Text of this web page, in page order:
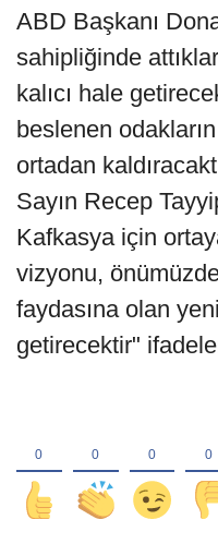
ABD Başkanı
sahipliğinde
kalıcı hale
beslenen
ortadan
Sayın Recep
Kafkasya için
vizyonu,
faydasına olan
getirecektir"